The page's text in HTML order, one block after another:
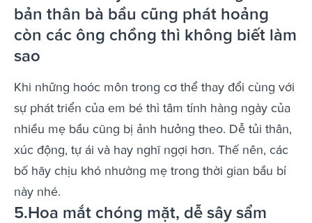
bản thân bà bầu cũng phát hoảng
còn các ông chồng thì không biết làm
sao
Khi những hoóc môn trong cơ thể thay đổi cùng với
sự phát triển của em bé thì tâm tính hàng ngày của
nhiều mẹ bầu cũng bị ảnh hưởng theo. Dễ tủi thân,
xúc động, tự ái và hay nghĩ ngợi hơn. Thế nên, các
bố hãy chịu khó nhường mẹ trong thời gian bầu bí
này nhé.
5.Hoa mắt chóng mặt, dễ sây sẩm